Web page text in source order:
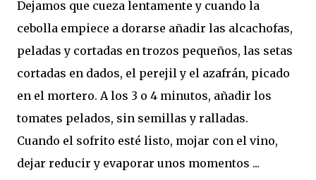
Dejamos que cueza lentamente y cuando la
cebolla empiece a dorarse añadir las alcachofas,
peladas y cortadas en trozos pequeños, las setas
cortadas en dados, el perejil y el azafrán, picado
en el mortero. A los 3 o 4 minutos, añadir los
tomates pelados, sin semillas y ralladas.
Cuando el sofrito esté listo, mojar con el vino,
dejar reducir y evaporar unos momentos ...